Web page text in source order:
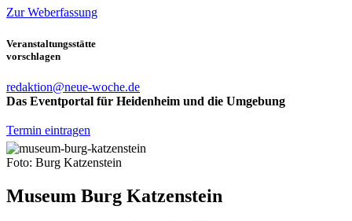
Zur Weberfassung
Veranstaltungsstätte
vorschlagen
redaktion@neue-woche.de
Das Eventportal für Heidenheim und die Umgebung
Termin eintragen
Foto: Burg Katzenstein
Museum Burg Katzenstein